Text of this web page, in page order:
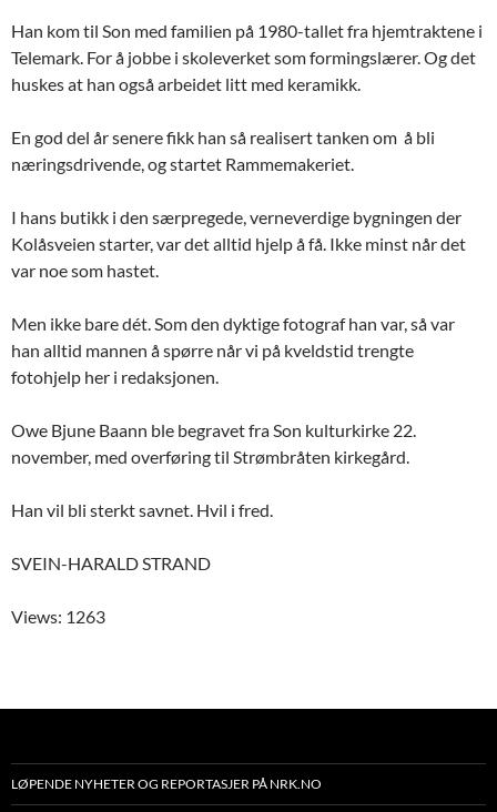
Han kom til Son med familien på 1980-tallet fra hjemtraktene i
Telemark. For å jobbe i skoleverket som formingslærer. Og det
huskes at han også arbeidet litt med keramikk.
En god del år senere fikk han så realisert tanken om å bli
næringsdrivende, og startet Rammemakeriet.
I hans butikk i den særpregede, verneverdige bygningen der
Kolåsveien starter, var det alltid hjelp å få. Ikke minst når det
var noe som hastet.
Men ikke bare dét. Som den dyktige fotograf han var, så var
han alltid mannen å spørre når vi på kveldstid trengte
fotohjelp her i redaksjonen.
Owe Bjune Baann ble begravet fra Son kulturkirke 22.
november, med overføring til Strømbråten kirkegård.
Han vil bli sterkt savnet. Hvil i fred.
SVEIN-HARALD STRAND
Views: 1263
LØPENDE NYHETER OG REPORTASJER PÅ NRK.NO